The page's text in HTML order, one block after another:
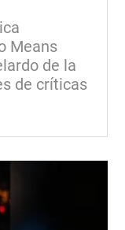
Means
de la
de críticas